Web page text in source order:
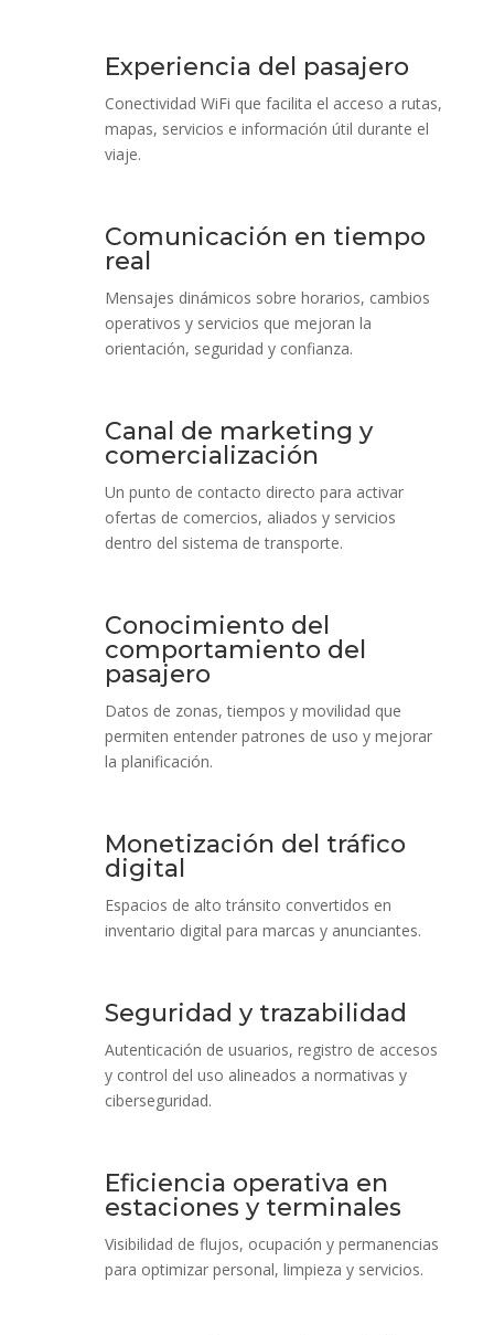
Experiencia del pasajero
Conectividad WiFi que facilita el acceso a rutas,
mapas, servicios e información útil durante el
viaje.
Comunicación en tiempo
real
Mensajes dinámicos sobre horarios, cambios
operativos y servicios que mejoran la
orientación, seguridad y confianza.
Canal de marketing y
comercialización
Un punto de contacto directo para activar
ofertas de comercios, aliados y servicios
dentro del sistema de transporte.
Conocimiento del
comportamiento del
pasajero
Datos de zonas, tiempos y movilidad que
permiten entender patrones de uso y mejorar
la planificación.
Monetización del tráfico
digital
Espacios de alto tránsito convertidos en
inventario digital para marcas y anunciantes.
Seguridad y trazabilidad
Autenticación de usuarios, registro de accesos
y control del uso alineados a normativas y
ciberseguridad.
Eficiencia operativa en
estaciones y terminales
Visibilidad de flujos, ocupación y permanencias
para optimizar personal, limpieza y servicios.